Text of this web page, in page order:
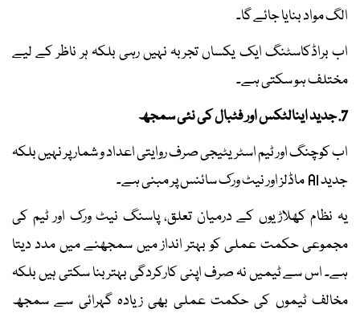
الگ مواد بنایا جائے گا۔
اب براڈکاسٹنگ ایک یکساں تجربہ نہیں رہی بلکہ ہر ناظر کے لیے
مختلف ہو سکتی ہے۔
7. جدید اینالٹکس اور فٹبال کی نئی سمجھ
اب کوچنگ اور ٹیم اسٹریٹیجی صرف روایتی اعداد و شمار پر نہیں بلکہ
جدید AI ماڈلز اور نیٹ ورک سائنس پر مبنی ہے۔
یہ نظام کھلاڑیوں کے درمیان تعلق، پاسنگ نیٹ ورک اور ٹیم کی
مجموعی حکمت عملی کو بہتر انداز میں سمجھنے میں مدد دیتا
ہے۔ اس سے ٹیمیں نہ صرف اپنی کارکردگی بہتر بنا سکتی ہیں بلکہ
مخالف ٹیموں کی حکمت عملی بھی زیادہ گہرائی سے سمجھ